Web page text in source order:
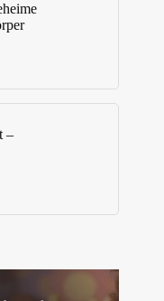
–